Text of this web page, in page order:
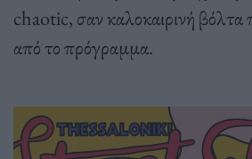
chaotic, σαν καλοκαιρινή βόλτα
από το πρόγραμμα.